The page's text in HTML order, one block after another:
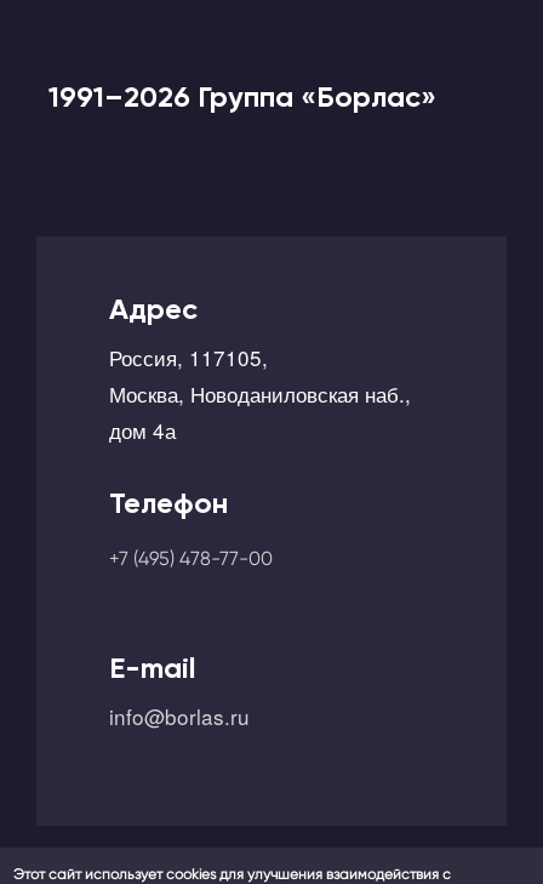
1991–2026 Группа «Борлас»
Адрес
Россия, 117105,
Москва, Новоданиловская наб.,
дом 4а
Телефон
+7 (495) 478-77-00
E-mail
info@borlas.ru
Этот сайт использует cookies для улучшения взаимодействия с